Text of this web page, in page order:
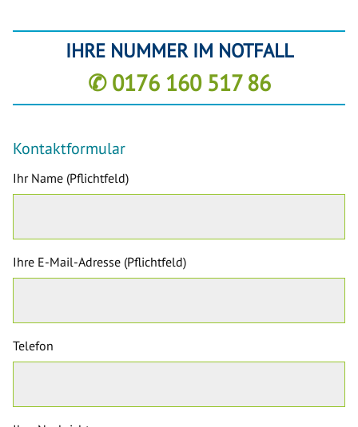
IHRE NUMMER IM NOTFALL
✆ 0176 160 517 86
Kontaktformular
Ihr Name (Pflichtfeld)
Ihre E-Mail-Adresse (Pflichtfeld)
Telefon